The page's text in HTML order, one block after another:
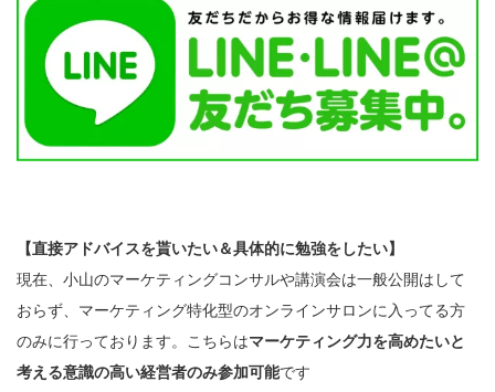
【直接アドバイスを貰いたい＆具体的に勉強をしたい】
現在、小山のマーケティングコンサルや講演会は一般公開はして
おらず、マーケティング特化型のオンラインサロンに入ってる方
のみに行っております。こちらはマーケティング力を高めたいと
考える意識の高い経営者のみ参加可能です